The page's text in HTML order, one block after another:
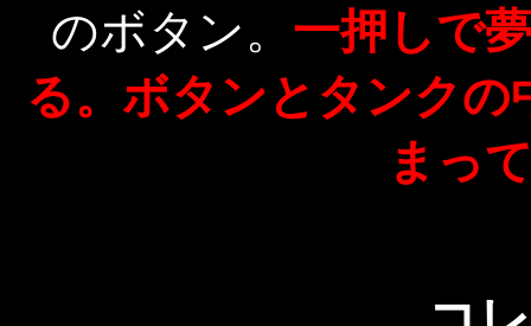
のボタン。 一押しで
る。ボタンとタンク
まっ